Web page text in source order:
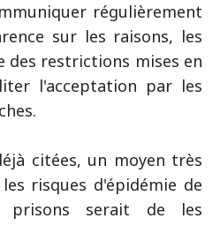
régulièrement
sur les raisons, les
des restrictions mises en
l'acceptation par les
citées, un moyen très
risques d'épidémie de
prisons serait de les